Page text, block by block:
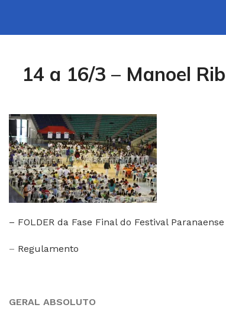
14 a 16/3 – Manoel
– FOLDER da Fase Final do Festival
– Regulamento
GERAL ABSOLUTO